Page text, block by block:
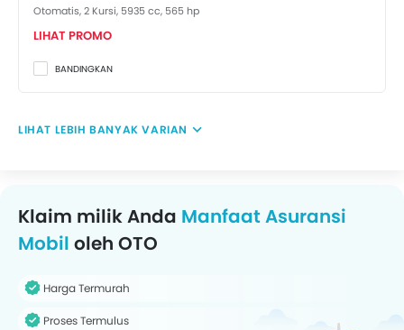
Otomatis, 2 Kursi, 5935 cc, 565 hp
LIHAT PROMO
BANDINGKAN
LIHAT LEBIH BANYAK VARIAN
Klaim milik Anda Manfaat Asuransi
Mobil oleh OTO
Harga Termurah
Proses Termulus